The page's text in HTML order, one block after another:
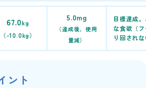
67.0kg
（-10.0kg）
5.0mg
（達成後、使用
量減）
目標達成
な食欲（
り回され
ント